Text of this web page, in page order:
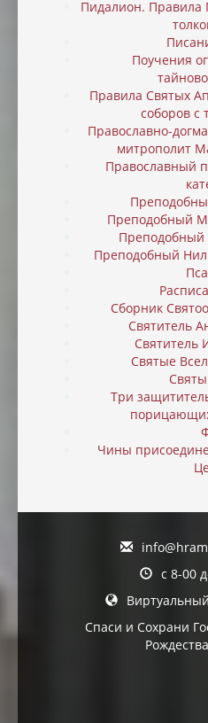
Пидалион. Правила
Поучения
Правила Святых
соборов с
Православно-
митрополит
Православный
Преподобный
Преподобный
Сборник
Святитель
Святитель
Святые
Три
Чины
с 8-00
Спаси и Сохрани